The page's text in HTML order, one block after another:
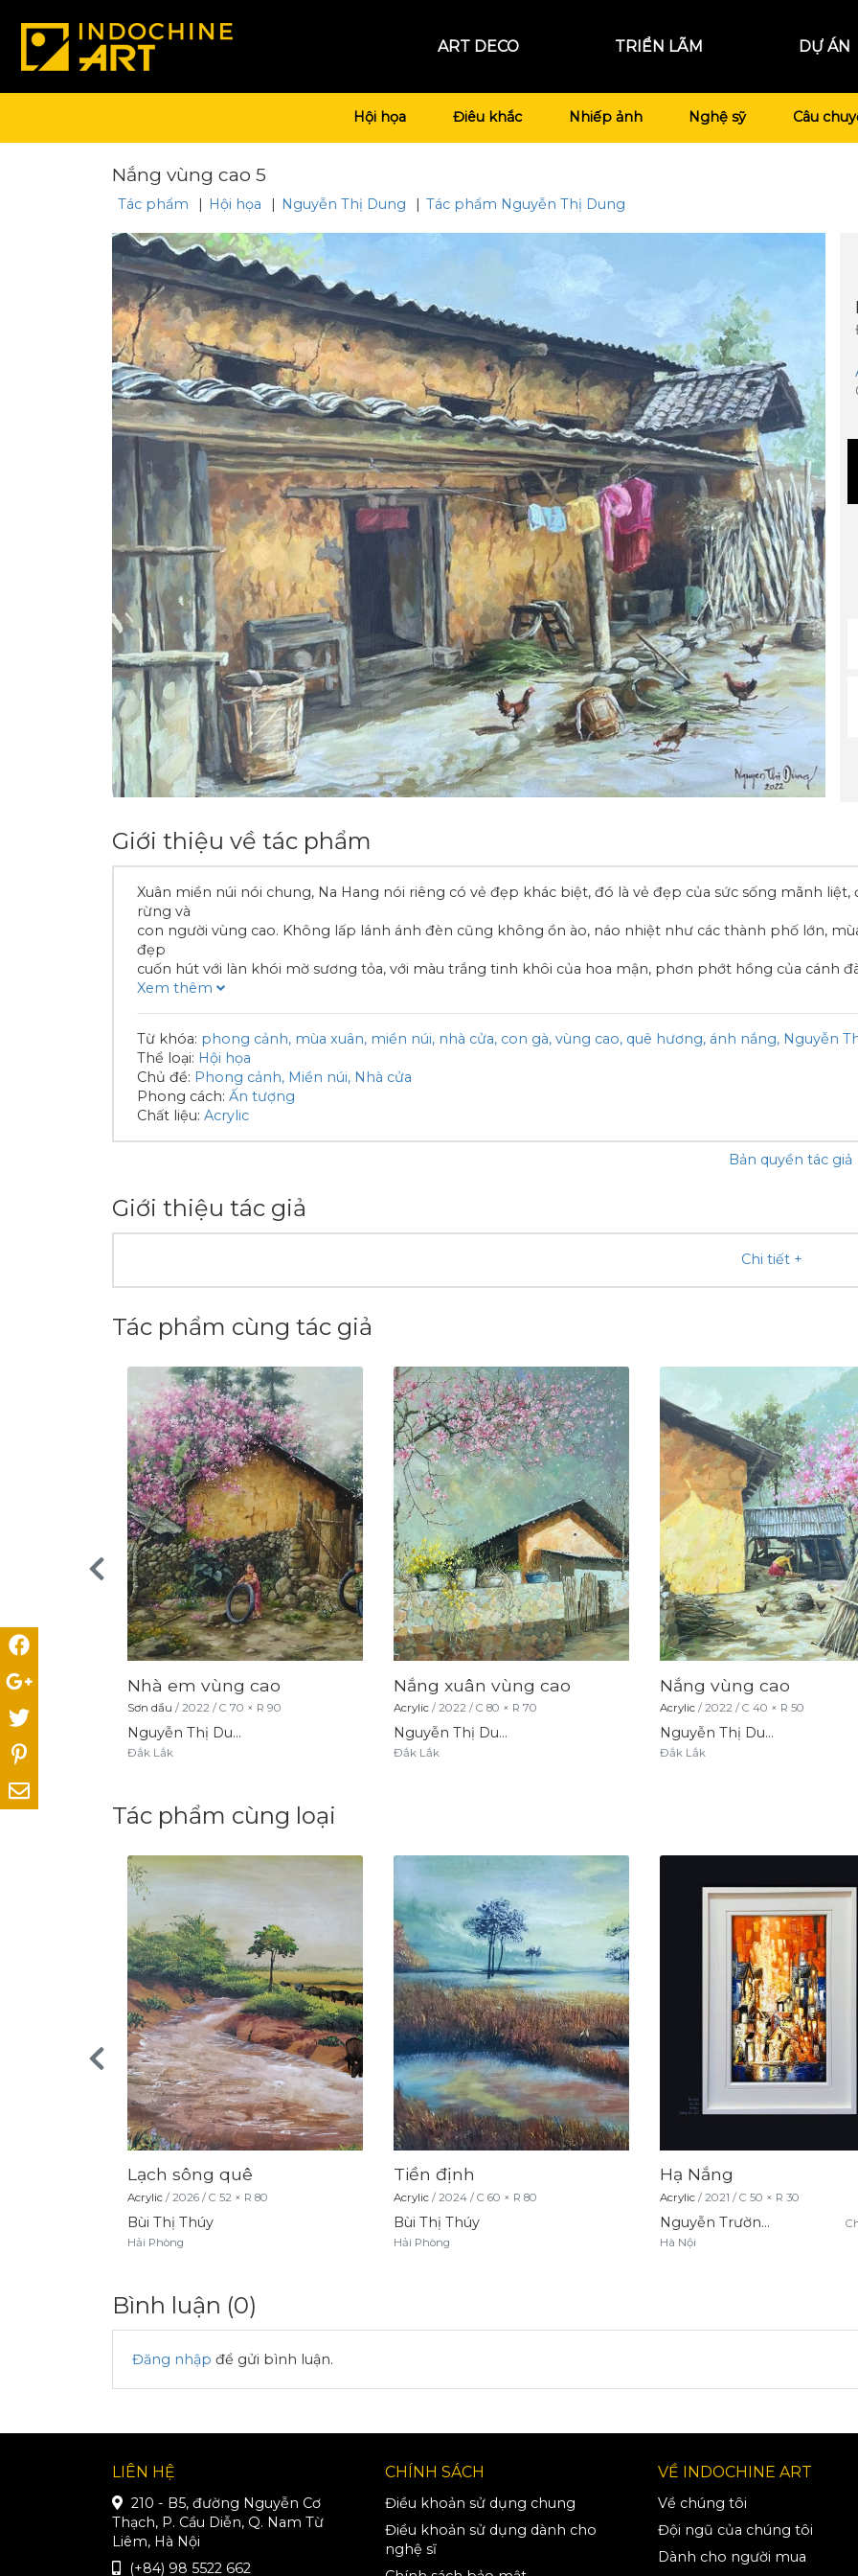
ART DECO TRIỂN LÃM DỰ ÁN
Hội họa Điêu khắc Nhiếp ảnh Nghệ sỹ Câu
Nắng vùng cao 5
Tác phẩm | Hội họa | Nguyễn Thị Dung | Tác phẩm Nguyễn Thị Dung
Giới thiệu về tác phẩm
Xuân miền núi nói chung, Na Hang nói riêng có vẻ đẹp khác biệt, đó là vẻ đẹp của sức sống mãnh
rừng và
con người vùng cao. Không lấp lánh ánh đèn cũng không ồn ào, náo nhiệt như các thành phố lớn,
đẹp
cuốn hút với làn khói mờ sương tỏa, với màu trắng tinh khôi của hoa mận, phơn phớt hồng của cánh
Xem thêm
Từ khóa: phong cảnh mùa xuân miền núi nhà cửa con gà vùng cao quê hương ánh nắng Nguyễn
Thể loại: Hội họa
Chủ đề: Phong cảnh Miền núi
Nhà cửa
Phong cách: Ấn tượng
Chất liệu: Acrylic
Bản quyền tác giả
Giới thiệu tác giả
Chi tiết +
Tác phẩm cùng tác giả
Nhà em vùng cao
Sơn dầu / 2022 / C 70 × R 90
Nguyễn Thị Dung
Đắk Lắk
Nắng xuân vùng cao
Acrylic / 2022 / C 80 × R 70
Nguyễn Thị Dung
Đắk Lắk
Nắng vùng cao
Acrylic / 2022 / C 40 × R 50
Nguyễn Thị Dung
Đắk Lắk
Tác phẩm cùng loại
Lạch sông quê
Acrylic / 2026 / C 52 × R 80
Bùi Thị Thúy
Hải Phòng
Tiền định
Acrylic / 2024 / C 60 × R 80
Bùi Thị Thúy
Hải Phòng
Hạ Nắng
Acrylic / 2021 / C 50 × R 30
Nguyễn Trường Yên
Hà Nội
Bình luận (0)
Đăng nhập để gửi bình luận.
LIÊN HỆ
210 - B5, đường Nguyễn Cơ
Thạch, P. Cầu Diễn, Q. Nam Từ
Liêm, Hà Nội
(+84) 98 5522 662
CHÍNH SÁCH
Điều khoản sử dụng chung
Điều khoản sử dụng dành cho
nghệ sĩ
VỀ INDOCHINE ART
Về chúng tôi
Đội ngũ của chúng tôi
Dành cho người mua